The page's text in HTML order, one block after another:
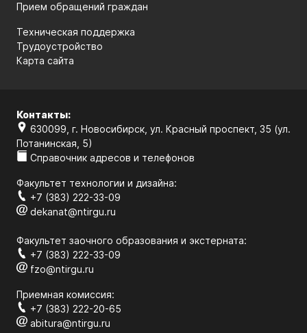
Прием обращений граждан
Техническая поддержка
Трудоустройство
Карта сайта
Контакты:
630099, г. Новосибирск, ул. Красный проспект, 35 (ул.
Потанинская, 5)
Справочник адресов и телефонов
Факультет технологии и дизайна:
+7 (383) 222-33-09
dekanat@ntirgu.ru
Факультет заочного образования и экстерната:
+7 (383) 222-33-09
fzo@ntirgu.ru
Приемная комиссия:
+7 (383) 222-20-65
abitura@ntirgu.ru